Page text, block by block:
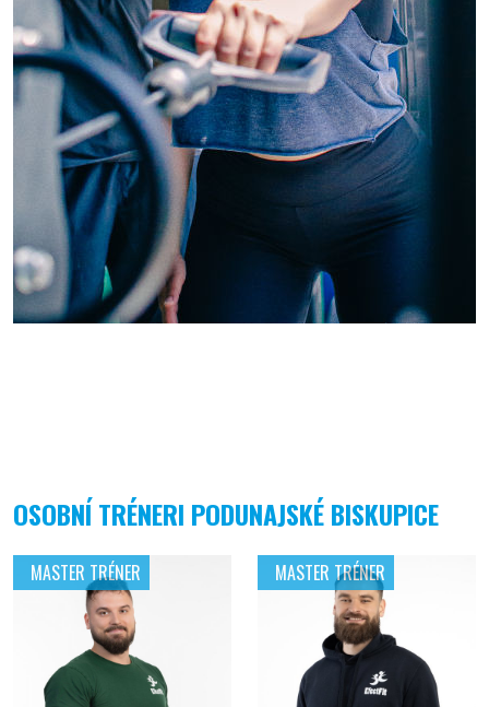
OSOBNÍ TRÉNERI PODUNAJSKÉ BISKUPICE
MASTER TRÉNER MASTER TRÉNER